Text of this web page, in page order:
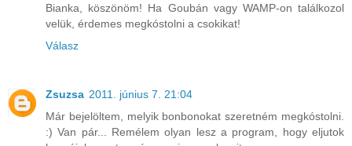
Bianka, köszönöm! Ha Goubán vagy WAMP-on találkozol
velük, érdemes megkóstolni a csokikat!
Válasz
Zsuzsa 2011. június 7. 21:04
Már bejelöltem, melyik bonbonokat szeretném megkóstolni.
:) Van pár... Remélem olyan lesz a program, hogy eljutok